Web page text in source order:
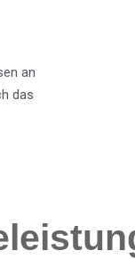
an
das